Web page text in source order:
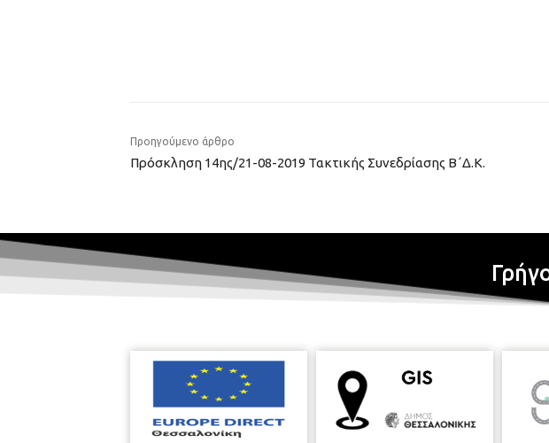
Προηγούμενο άρθρο
Πρόσκληση 14ης/21-08-2019 Τακτικής Συνεδρίασης Β΄Δ.Κ.